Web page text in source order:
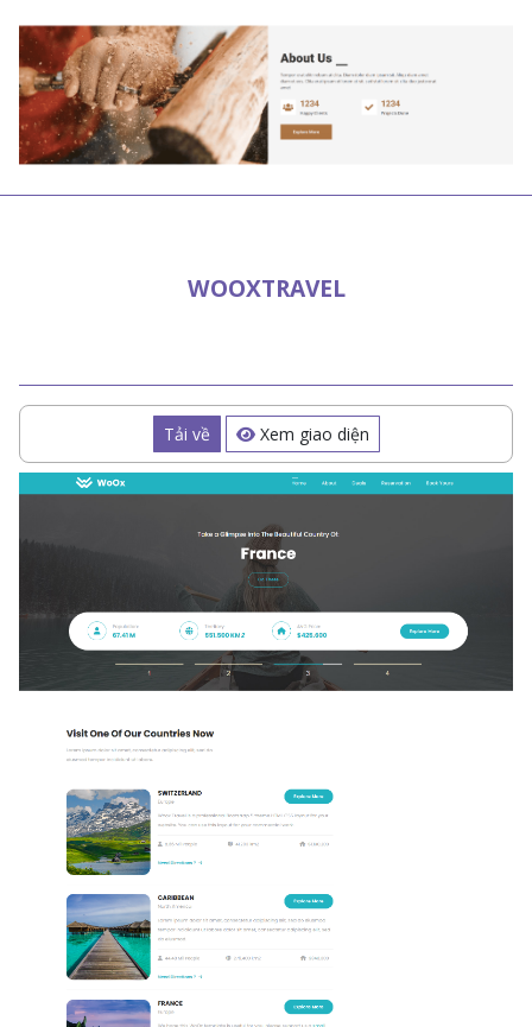
WOOXTRAVEL
Tải về Xem giao diện